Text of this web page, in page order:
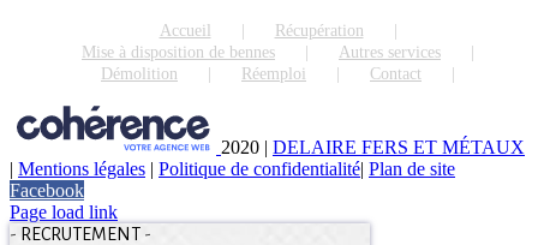
Accueil
Récupération
Mise à disposition de bennes
Autres services
Démolition
Réemploi Contact
2020 | DELAIRE FERS ET MÉTAUX
| Mentions légales | Politique de confidentialité| Plan de site
Facebook
Page load link
- RECRUTEMENT -